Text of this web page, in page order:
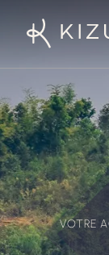
VOTRE